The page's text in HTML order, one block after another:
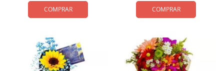
COMPRAR COMPRAR